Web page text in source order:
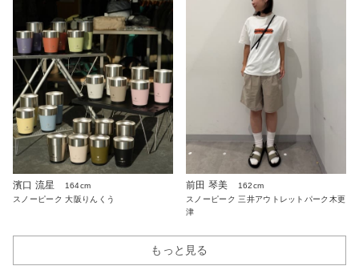
濱口 流星
164cm
スノーピーク 大阪りんくう
前田 琴美
162cm
スノーピーク 三井アウトレットパーク木更
津
もっと見る